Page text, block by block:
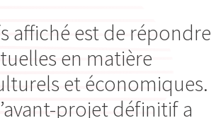
affiché est de répondre
en matière
et économiques.
projet définitif a